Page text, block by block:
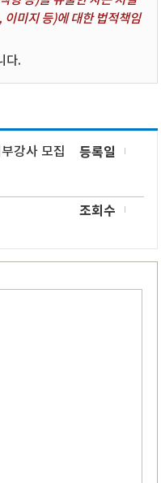
미지 등)에 대한 법적책임
다.
강사 모집
등록일
조회수